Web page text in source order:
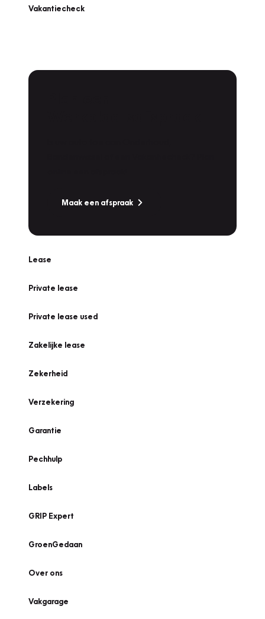
Vakantiecheck
Maak een afspraak
Lease
Private lease
Private lease used
Zakelijke lease
Zekerheid
Verzekering
Garantie
Pechhulp
Labels
GRIP Expert
GroenGedaan
Over ons
Vakgarage